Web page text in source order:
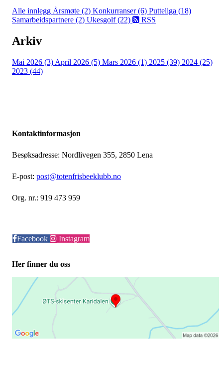
Alle innlegg Årsmøte (2) Konkurranser (6) Putteliga (18)
Samarbeidspartnere (2) Ukesgolf (22) RSS
Arkiv
Mai 2026 (3) April 2026 (5) Mars 2026 (1) 2025 (39) 2024 (25)
2023 (44)
Kontaktinformasjon
Besøksadresse: Nordlivegen 355, 2850 Lena
E-post: post@totenfrisbeeklubb.no
Org. nr.: 919 473 959
Facebook Instagram
Her finner du oss